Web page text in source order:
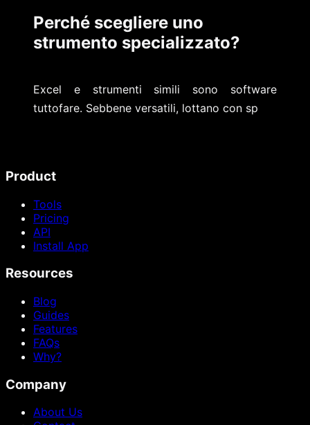
Perché scegliere uno
strumento specializzato?
Excel e strumenti simili sono software
tuttofare. Sebbene versatili, lottano con sp
Product
Tools
Pricing
API
Install App
Resources
Blog
Guides
Features
FAQs
Why?
Company
About Us